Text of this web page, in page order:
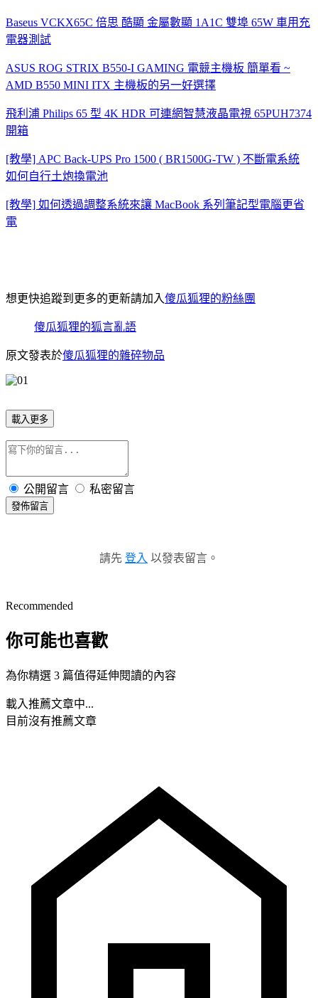
Baseus VCKX65C 倍思 酷顯 金屬數顯 1A1C 雙埠 65W 車用充
電器測試
ASUS ROG STRIX B550-I GAMING 電競主機板 簡單看 ~
AMD B550 MINI ITX 主機板的另一好選擇
飛利浦 Philips 65 型 4K HDR 可連網智慧液晶電視 65PUH7374
開箱
[教學] APC Back-UPS Pro 1500 ( BR1500G-TW ) 不斷電系統
如何自行土炮換電池
[教學] 如何透過調整系統來讓 MacBook 系列筆記型電腦更省
電
想更快追蹤到更多的更新請加入傻瓜狐狸的粉絲團
傻瓜狐狸的狐言亂語
原文發表於傻瓜狐狸的雜碎物品
載入更多
公開留言 私密留言
發佈留言
請先 登入 以發表留言。
Recommended
你可能也喜歡
為你精選 3 篇值得延伸閱讀的內容
載入推薦文章中...
目前沒有推薦文章